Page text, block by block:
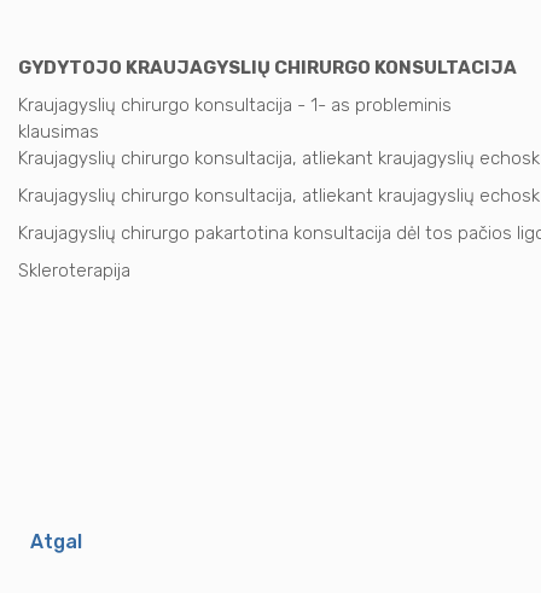
GYDYTOJO KRAUJAGYSLIŲ CHIRURGO KONSULTACIJA
Kraujagyslių chirurgo konsultacija - 1- as probleminis
klausimas
Kraujagyslių chirurgo konsultacija, atliekant kraujagyslių
Kraujagyslių chirurgo konsultacija, atliekant kraujagyslių
Kraujagyslių chirurgo pakartotina konsultacija dėl tos pačios
Skleroterapija
Atgal